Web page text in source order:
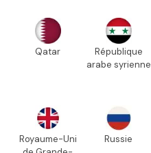
Qatar
République
arabe syrienne
Royaume-Uni
Russie